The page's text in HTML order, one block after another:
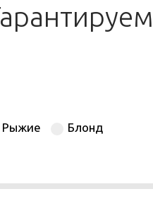
Рыжие Блонд